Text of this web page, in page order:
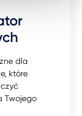
dla
które
Twojego